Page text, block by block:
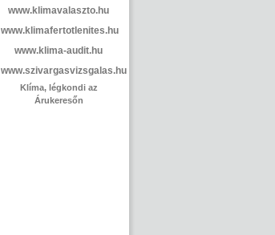
www.klimavalaszto.hu
www.klimafertotlenites.hu
www.klima-audit.hu
www.szivargasvizsgalas.hu
Klíma, légkondi az
Árukeresőn